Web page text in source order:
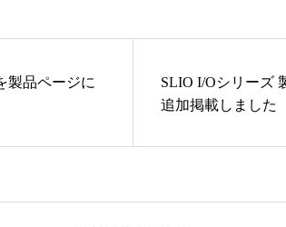
製品ページに
SLIO I/Oシリーズ
追加掲載しました